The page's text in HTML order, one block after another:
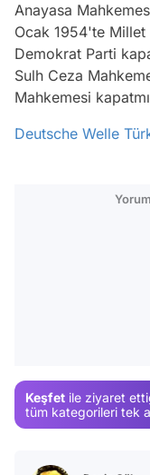
Anayasa
Ocak 1954'te
Demokrat Parti
Sulh Ceza
Mahkemesi
Deutsche Welle
Keşfet ile ziyaret
tüm kategorileri tek